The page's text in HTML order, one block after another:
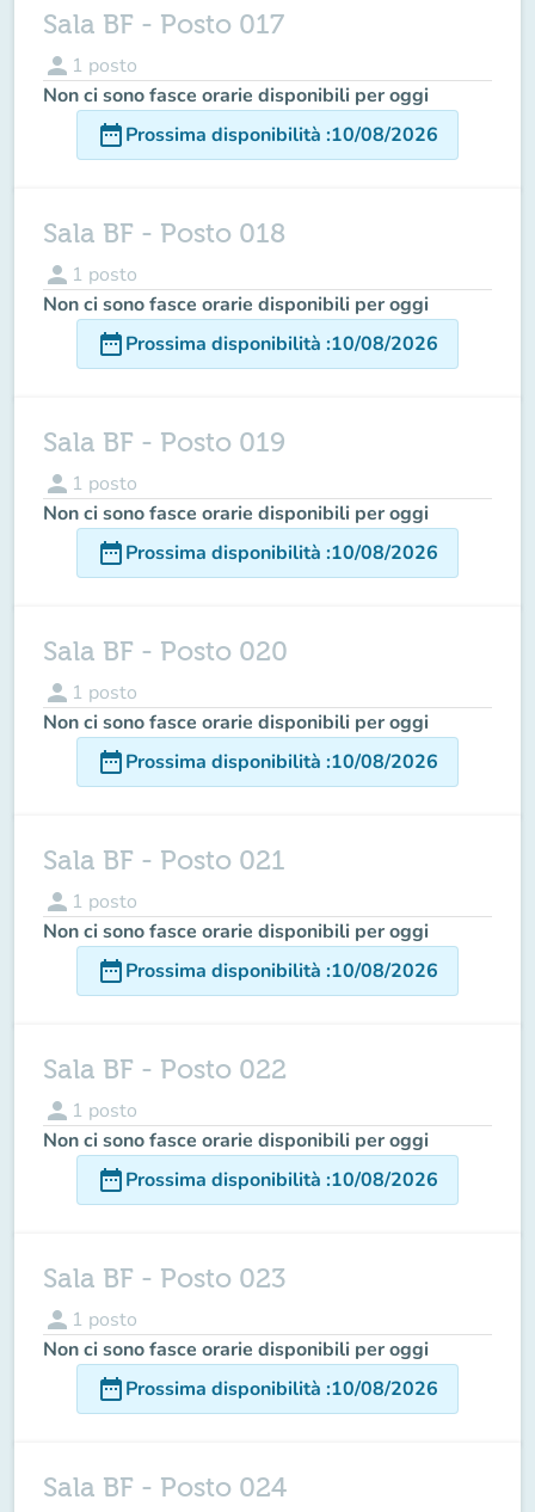
Sala BF - Posto 017
person 1 posto
Non ci sono fasce orarie disponibili per oggi
date_rangeProssima disponibilità :10/08/2026
Sala BF - Posto 018
person 1 posto
Non ci sono fasce orarie disponibili per oggi
date_rangeProssima disponibilità :10/08/2026
Sala BF - Posto 019
person 1 posto
Non ci sono fasce orarie disponibili per oggi
date_rangeProssima disponibilità :10/08/2026
Sala BF - Posto 020
person 1 posto
Non ci sono fasce orarie disponibili per oggi
date_rangeProssima disponibilità :10/08/2026
Sala BF - Posto 021
person 1 posto
Non ci sono fasce orarie disponibili per oggi
date_rangeProssima disponibilità :10/08/2026
Sala BF - Posto 022
person 1 posto
Non ci sono fasce orarie disponibili per oggi
date_rangeProssima disponibilità :10/08/2026
Sala BF - Posto 023
person 1 posto
Non ci sono fasce orarie disponibili per oggi
date_rangeProssima disponibilità :10/08/2026
Sala BF - Posto 024